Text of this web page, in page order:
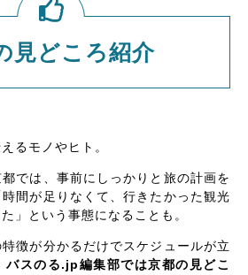
見どころ紹介
るモノやヒト。
では、事前にしっかりと旅の計画を
間が足りなくて、行きたかった観光
」という事態になることも。
徴が分かるだけでスケジュールが立
バスのる.jp編集部では京都の見どこ